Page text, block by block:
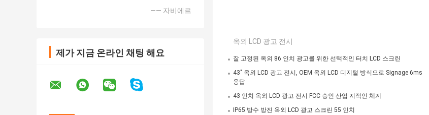
—— 자비에르
제가 지금 온라인 채팅 해요
옥외 LCD 광고 전시
잘 고정된 옥외 86 인치 광고를 위한 선택적인 터치 LCD 스크린
43" 옥외 LCD 광고 전시, OEM 옥외 LCD 디지털 방식으로 Signage 6ms
응답
43 인치 옥외 LCD 광고 전시 FCC 승인 산업 지적인 체계
IP65 방수 방진 옥외 LCD 광고 스크린 55 인치